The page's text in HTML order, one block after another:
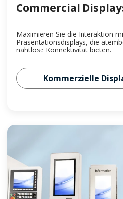
Commercial
Maximieren Sie die Interaktion
Präsentationsdisplays, die
nahtlose Konnektivität bieten.
Kommerzielle